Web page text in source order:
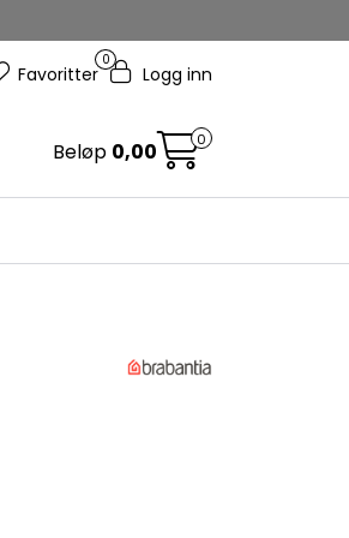
0
Favoritter Logg inn
Beløp 0,00 0